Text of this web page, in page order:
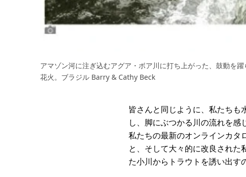
アマゾン河に注ぎ込むアグア・ボア川に打ち上がった、鼓動を
花火。ブラジル Barry & Cathy Beck
皆さんと同じように、私たちも
し、脚にぶつかる川の流れを感
私たちの最新のオンラインカタ
と、そして大々的に改良され
た小川からトラウトを誘い出す